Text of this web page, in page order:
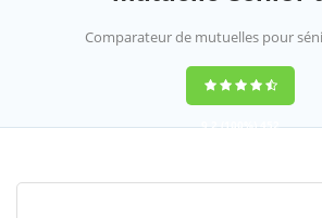
Comparateur de mutuelles pour
9,2(100%)452